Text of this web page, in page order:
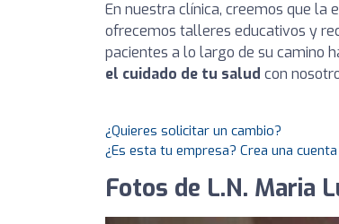
En nuestra clínica, creemos que la
ofrecemos talleres educativos y
pacientes a lo largo de su camino
el cuidado de tu salud con
¿Quieres solicitar un cambio?
¿Es esta tu empresa? Crea una
Fotos de L.N. Maria